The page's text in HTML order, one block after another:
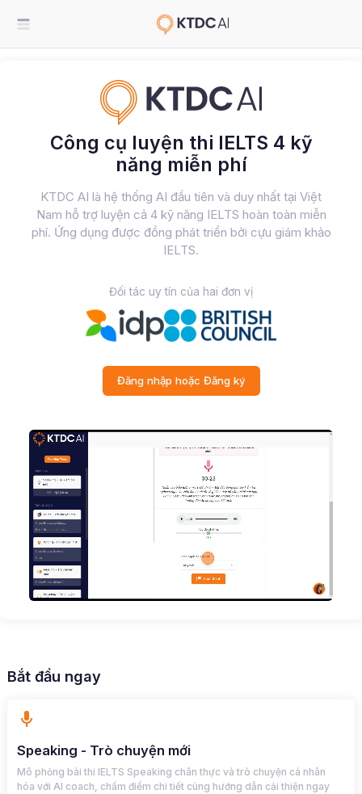
Công cụ luyện thi IELTS 4 kỹ
năng miễn phí
KTDC AI là hệ thống AI đầu tiên và duy nhất tại Việt
Nam hỗ trợ luyện cả 4 kỹ năng IELTS hoàn toàn miễn
phí. Ứng dụng được đồng phát triển bởi cựu giám khảo
IELTS.
Đối tác uy tín của hai đơn vị
Đăng nhập hoặc Đăng ký
Bắt đầu ngay
Speaking - Trò chuyện mới
Mô phỏng bài thi IELTS Speaking chân thực và trò chuyện cá nhân
hóa với AI coach, chấm điểm chi tiết cùng hướng dẫn cải thiện ngay